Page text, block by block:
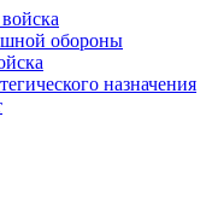
обороны
назначения